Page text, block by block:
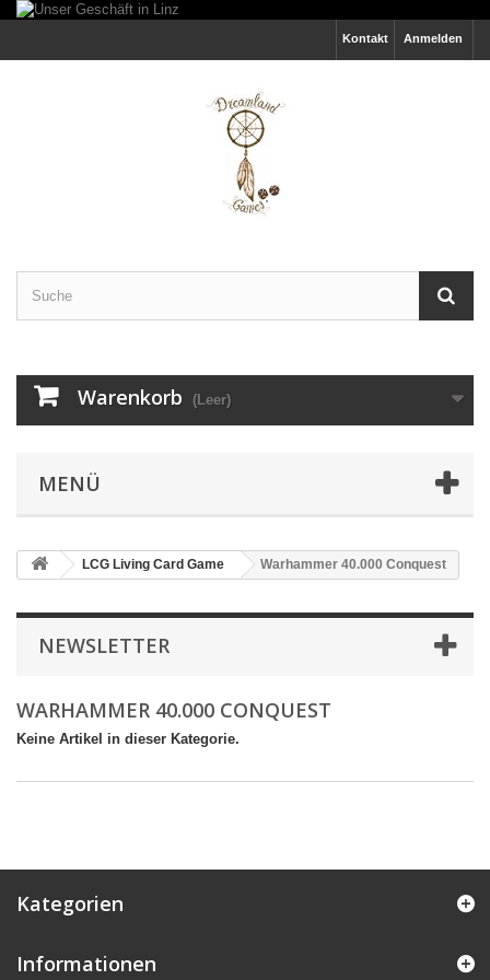
Anmelden
Kontakt
Warenkorb (Leer)
MENÜ
LCG Living Card Game Warhammer 40.000 Conquest
NEWSLETTER
WARHAMMER 40.000 CONQUEST
Keine Artikel in dieser Kategorie.
Kategorien
Informationen